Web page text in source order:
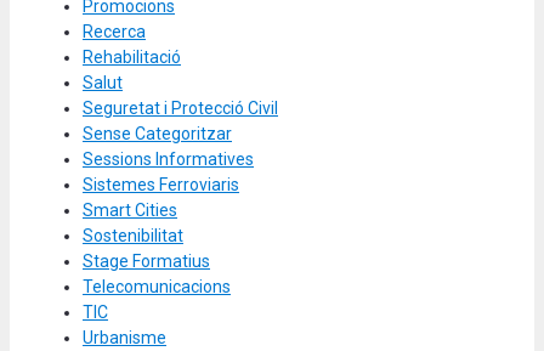
Promocions
Recerca
Rehabilitació
Salut
Seguretat i Protecció Civil
Sense Categoritzar
Sessions Informatives
Sistemes Ferroviaris
Smart Cities
Sostenibilitat
Stage Formatius
Telecomunicacions
TIC
Urbanisme